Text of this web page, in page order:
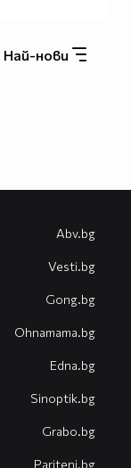
Най-нови
Abv.bg
Vesti.bg
Gong.bg
Оhnamama.bg
Edna.bg
Sinoptik.bg
Grabo.bg
Pariteni.bg